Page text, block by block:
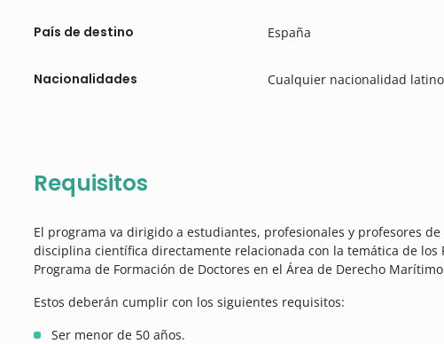
País de destino España
Nacionalidades Cualquier nacionalidad
Requisitos
El programa va dirigido a estudiantes, profesionales y profesores
disciplina científica directamente relacionada con la temática de los
Programa de Formación de Doctores en el Área de Derecho
Estos deberán cumplir con los siguientes requisitos:
Ser menor de 50 años.